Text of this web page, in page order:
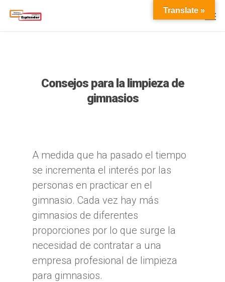
Consejos para la limpieza de
gimnasios
A medida que ha pasado el tiempo
se incrementa el interés por las
personas en practicar en el
gimnasio. Cada vez hay más
gimnasios de diferentes
proporciones por lo que surge la
necesidad de contratar a una
empresa profesional de limpieza
para gimnasios.
Translate »